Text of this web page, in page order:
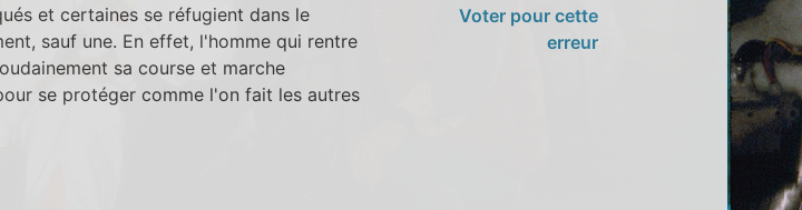
et certaines se réfugient dans le
sauf une. En effet, l'homme qui rentre
sa course et marche
se protéger comme l'on fait les autres
Voter pour cette
erreur